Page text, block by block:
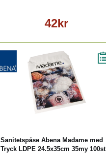
42kr
Sanitetspåse Abena Madame med
Tryck LDPE 24.5x35cm 35my 100st
Läs mer